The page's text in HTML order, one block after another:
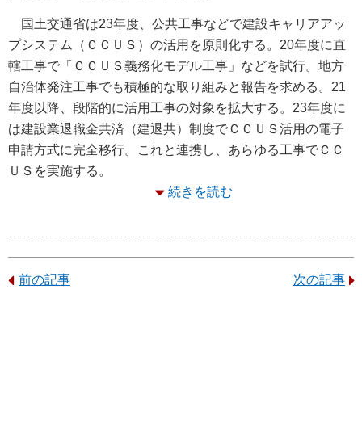
国土交通省は23年度、公共工事などで建設キャリアアッ
プシステム（ＣＣＵＳ）の活用を原則化する。20年度に直
轄工事で「ＣＣＵＳ義務化モデル工事」などを試行。地方
自治体発注工事でも積極的な取り組みと報告を求める。21
年度以降、段階的に活用工事の対象を拡大する。23年度に
は建設業退職金共済（建退共）制度でＣＣＵＳ活用の電子
申請方式に完全移行。これと連携し、あらゆる工事でＣＣ
ＵＳを実施する。
続きを読む
前の記事 次の記事